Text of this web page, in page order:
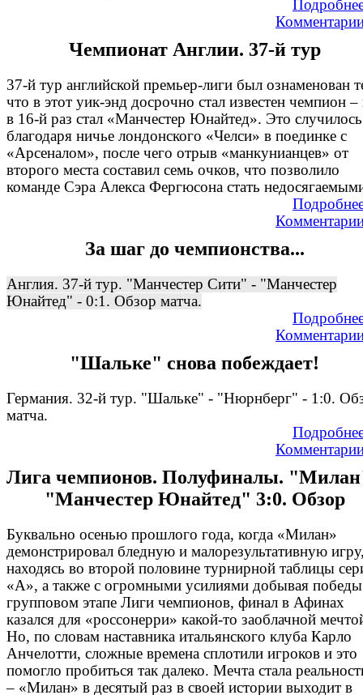
Чемпионат Англии. 37-й тур
37-й тур английской премьер-лиги был ознаменован
что в этот уик-энд досрочно стал известен чемпион
в 16-й раз стал «Манчестер Юнайтед». Это случилось
благодаря ничье лондонского «Челси» в поединке с
«Арсеналом», после чего отрыв «манкунианцев» от
второго места составил семь очков, что позволило
команде Сэра Алекса Фергюсона стать
За шаг до чемпионства...
Англия. 37-й тур. "Манчестер Сити" - "Манчестер
Юнайтед" - 0:1. Обзор матча.
"Шальке" снова побеждает!
Германия. 32-й тур. "Шальке" - "Нюрнберг" - 1:0.
матча.
Лига чемпионов. Полуфиналы.
"Манчестер Юнайтед" 3:0. Обзор
Буквально осенью прошлого года, когда «Милан»
демонстрировал бледную и малорезультативную
находясь во второй половине турнирной таблицы
«А», а также с огромными усилиями добывая
групповом этапе Лиги чемпионов, финал в Афинах
казался для «россонерри» какой-то заоблачной
Но, по словам наставника итальянского клуба Карло
Анчелотти, сложные времена сплотили игроков и это
помогло пробиться так далеко. Мечта стала
– «Милан» в десятый раз в своей истории выходит в